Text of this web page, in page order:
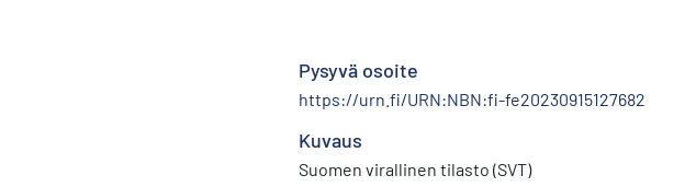
Pysyvä osoite
https://urn.fi/URN:NBN:fi-fe20230915127682
Kuvaus
Suomen virallinen tilasto (SVT)